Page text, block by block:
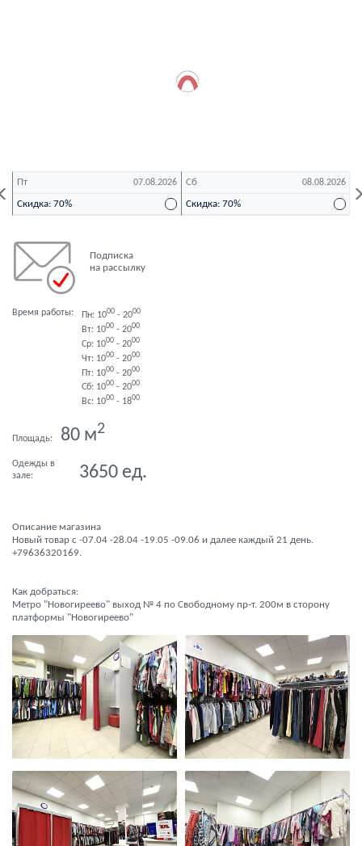
Пт 07.08.2026
Скидка: 70%
Сб 08.08.2026
Скидка: 70%
Подписка
на рассылку
Время работы: Пн: 1000 - 2000
Вт: 1000 - 2000
Ср: 1000 - 2000
Чт: 1000 - 2000
Пт: 1000 - 2000
Сб: 1000 - 2000
Вс: 1000 - 1800
Площадь: 80 м2
Одежды в
зале:
3650 ед.
Описание магазина
Новый товар с -07.04 -28.04 -19.05 -09.06 и далее каждый 21 день.
+79636320169.
Как добраться:
Метро "Новогиреево" выход № 4 по Свободному пр-т. 200м в сторону
платформы "Новогиреево"